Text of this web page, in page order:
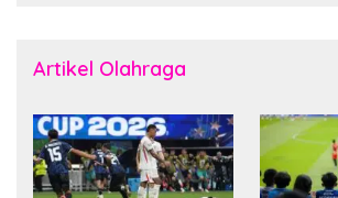
Artikel Olahraga